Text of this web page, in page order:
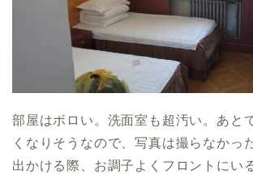
部屋はボロい。洗面室も超汚い。あと
くなりそうなので、写真は撮らなかっ
出かける際、お調子よくフロントにい